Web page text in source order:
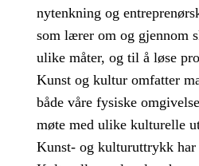
nytenkning og
som lærer om og gjennom
ulike måter, og til å løse
Kunst og kultur omfatter
både våre fysiske
møte med ulike kulturelle
Kunst- og kulturuttrykk har